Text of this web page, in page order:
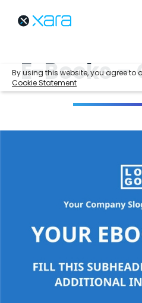
By using this website, you agree to
Cookie Statement
E-Books –